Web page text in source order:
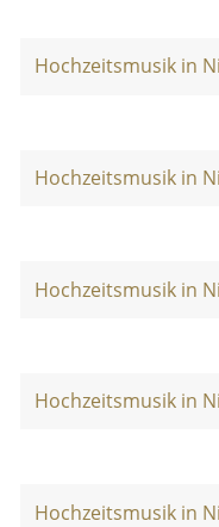
Hochzeitsmusik in
Hochzeitsmusik in
Hochzeitsmusik in
Hochzeitsmusik in
Hochzeitsmusik in